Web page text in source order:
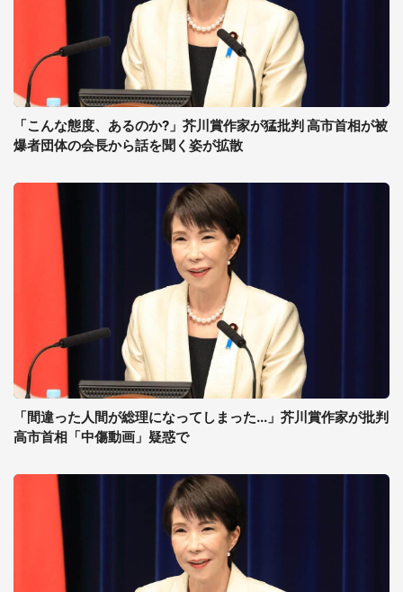
「こんな態度、あるのか?」芥川賞作家が猛批判 高市首相が被
爆者団体の会長から話を聞く姿が拡散
「間違った人間が総理になってしまった...」芥川賞作家が批判
高市首相「中傷動画」疑惑で